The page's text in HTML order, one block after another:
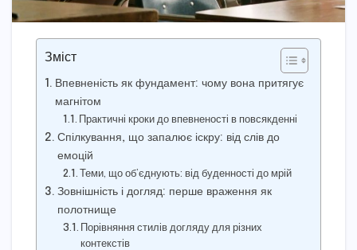
Зміст
Впевненість як фундамент: чому вона притягує
магнітом
Практичні кроки до впевненості в повсякденні
Спілкування, що запалює іскру: від слів до
емоцій
Теми, що об’єднують: від буденності до мрій
Зовнішність і догляд: перше враження як
полотнище
Порівняння стилів догляду для різних
контекстів